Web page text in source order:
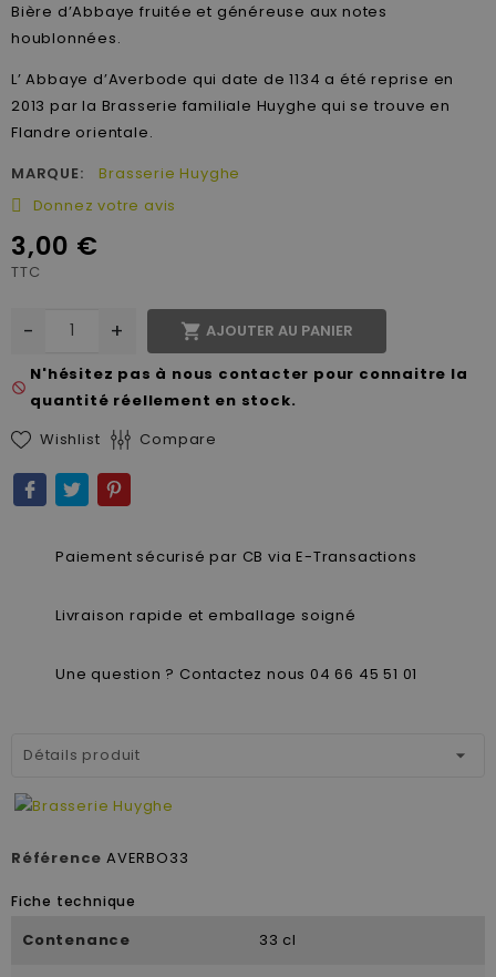
Bière d’Abbaye fruitée et généreuse aux notes
houblonnées.
L’ Abbaye d’Averbode qui date de 1134 a été reprise en
2013 par la Brasserie familiale Huyghe qui se trouve en
Flandre orientale.
MARQUE:
Brasserie Huyghe
Donnez votre avis
3,00 €
TTC
- +  AJOUTER AU PANIER
not_interested
N'hésitez pas à nous contacter pour connaitre la
quantité réellement en stock.
Wishlist
Compare
Paiement sécurisé par CB via E-Transactions
Livraison rapide et emballage soigné
Une question ? Contactez nous 04 66 45 51 01
Détails produit
Référence AVERBO33
Fiche technique
Contenance 33 cl